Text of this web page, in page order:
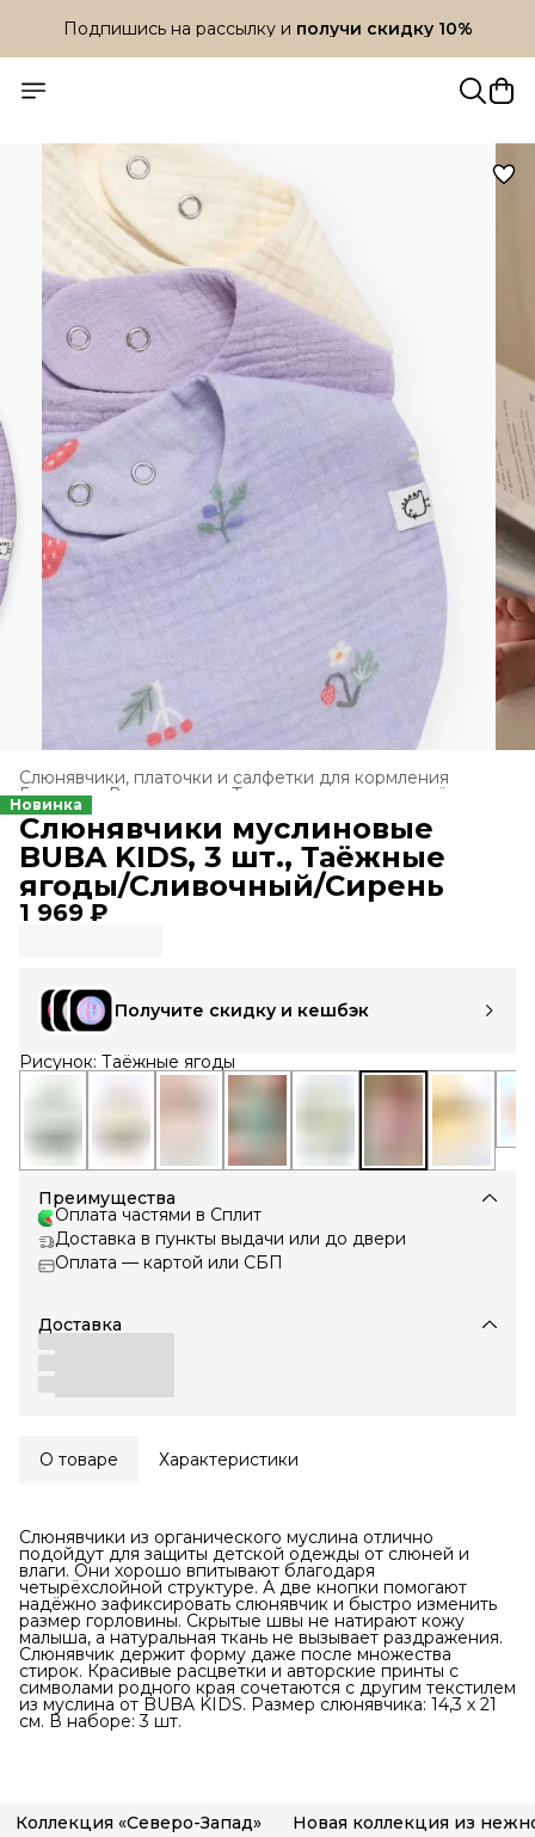
Подпишись на рассылку и получи скидку 10%
получи скидку 10%
Слюнявчики, платочки и салфетки для кормления
Текстиль для новорождённых
Все товары
Главная
Новинка
Слюнявчики муслиновые
BUBA KIDS, 3 шт., Таёжные
ягоды/Сливочный/Сирень
1 969 ₽
Получите скидку и кешбэк
Рисунок: Таёжные ягоды
Преимущества
Оплата частями в Сплит
Доставка в пункты выдачи или до двери
Оплата — картой или СБП
Доставка
О товаре Характеристики
Слюнявчики из органического муслина отлично
подойдут для защиты детской одежды от слюней и
влаги. Они хорошо впитывают благодаря
четырёхслойной структуре. А две кнопки помогают
надёжно зафиксировать слюнявчик и быстро изменить
размер горловины. Скрытые швы не натирают кожу
малыша, а натуральная ткань не вызывает раздражения.
Слюнявчик держит форму даже после множества
стирок. Красивые расцветки и авторские принты с
символами родного края сочетаются с другим текстилем
из муслина от BUBA KIDS. Размер слюнявчика: 14,3 х 21
см. В наборе: 3 шт.
Коллекция «Северо-Запад»